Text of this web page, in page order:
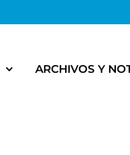
ARCHIVOS Y